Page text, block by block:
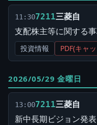
11:307211三菱自
支配株主等に関する
投資情報 PDF(キャ
2026/05/29 金曜日
13:007211三菱自
新中長期ビジョン発